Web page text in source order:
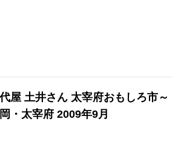
屋 土井さん 太宰府おもしろ市～
・太宰府 2009年9月